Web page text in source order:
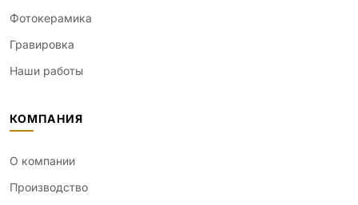
Фотокерамика
Гравировка
Наши работы
КОМПАНИЯ
О компании
Производство